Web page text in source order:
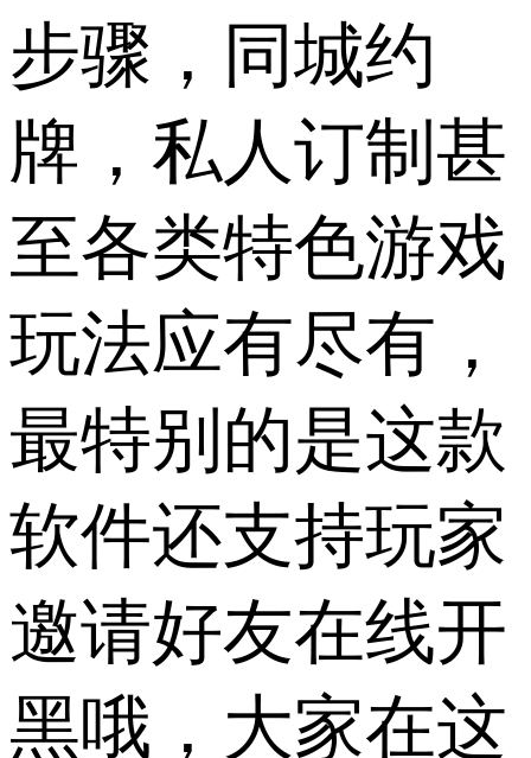
步骤，同城约
牌，私人订制甚
至各类特色游戏
玩法应有尽有，
最特别的是这款
软件还支持玩家
邀请好友在线开
黑哦，大家在这